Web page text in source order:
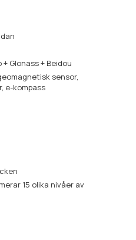
Glonass + Beidou
sensor,
e-kompass
15 olika nivåer av